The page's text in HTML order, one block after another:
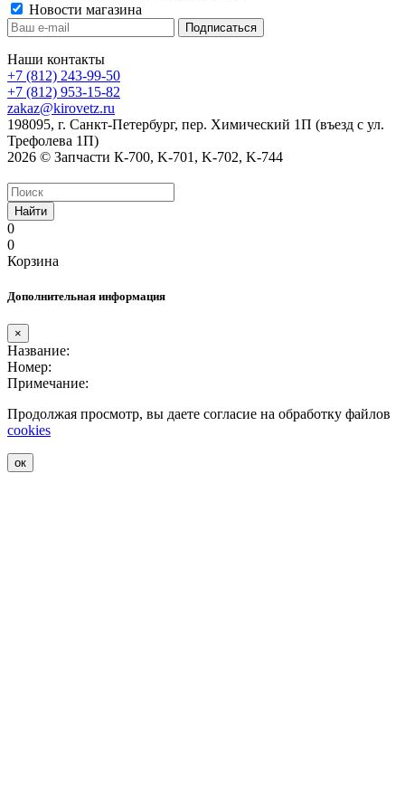
Новости магазина
Наши контакты
+7 (812) 243-99-50
+7 (812) 953-15-82
zakaz@kirovetz.ru
198095, г. Санкт-Петербург, пер. Химический 1П (въезд с ул.
Трефолева 1П)
2026 © Запчасти К-700, K-701, K-702, K-744
Найти
0
0
Корзина
Дополнительная информация
×
Название:
Номер:
Примечание:
Продолжая просмотр, вы даете согласие на обработку файлов
cookies
ок